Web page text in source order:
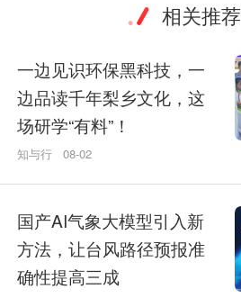
相关推荐
一边见识环保黑科技，一
边品读千年梨乡文化，这
场研学“有料”！
知与行 08-02
国产AI气象大模型引入新
方法，让台风路径预报准
确性提高三成